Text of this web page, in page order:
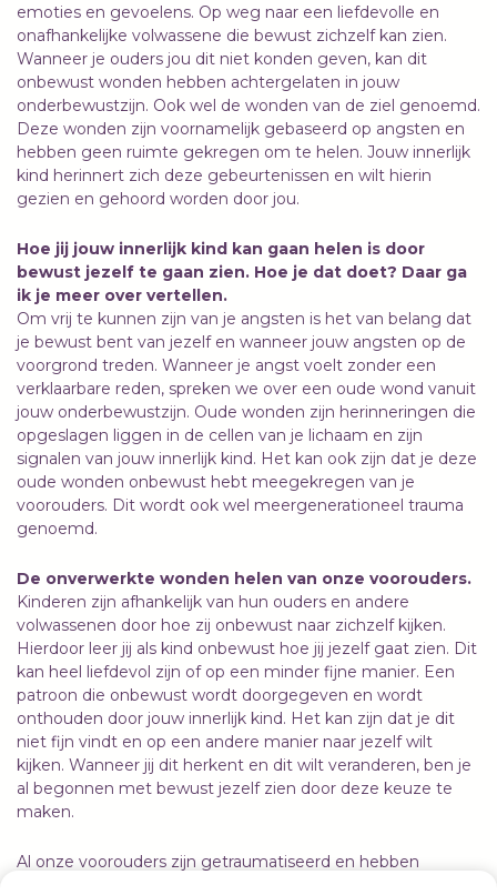
emoties en gevoelens. Op weg naar een liefdevolle en
onafhankelijke volwassene die bewust zichzelf kan zien.
Wanneer je ouders jou dit niet konden geven, kan dit
onbewust wonden hebben achtergelaten in jouw
onderbewustzijn. Ook wel de wonden van de ziel genoemd.
Deze wonden zijn voornamelijk gebaseerd op angsten en
hebben geen ruimte gekregen om te helen. Jouw innerlijk
kind herinnert zich deze gebeurtenissen en wilt hierin
gezien en gehoord worden door jou.
Hoe jij jouw innerlijk kind kan gaan helen is door
bewust jezelf te gaan zien. Hoe je dat doet? Daar ga
ik je meer over vertellen.
Om vrij te kunnen zijn van je angsten is het van belang dat
je bewust bent van jezelf en wanneer jouw angsten op de
voorgrond treden. Wanneer je angst voelt zonder een
verklaarbare reden, spreken we over een oude wond vanuit
jouw onderbewustzijn. Oude wonden zijn herinneringen die
opgeslagen liggen in de cellen van je lichaam en zijn
signalen van jouw innerlijk kind. Het kan ook zijn dat je deze
oude wonden onbewust hebt meegekregen van je
voorouders. Dit wordt ook wel meergenerationeel trauma
genoemd.
De onverwerkte wonden helen van onze voorouders.
Kinderen zijn afhankelijk van hun ouders en andere
volwassenen door hoe zij onbewust naar zichzelf kijken.
Hierdoor leer jij als kind onbewust hoe jij jezelf gaat zien. Dit
kan heel liefdevol zijn of op een minder fijne manier. Een
patroon die onbewust wordt doorgegeven en wordt
onthouden door jouw innerlijk kind. Het kan zijn dat je dit
niet fijn vindt en op een andere manier naar jezelf wilt
kijken. Wanneer jij dit herkent en dit wilt veranderen, ben je
al begonnen met bewust jezelf zien door deze keuze te
maken.
Al onze voorouders zijn getraumatiseerd en hebben